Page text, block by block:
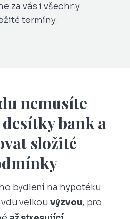
za vás i všechny
termíny.
nemusíte
bank a
složité
bydlení na hypotéku
velkouvýzvou, pro